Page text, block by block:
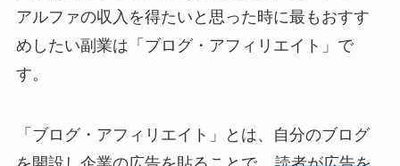
アルファの収入を得たいと思った時に最もおすす
めしたい副業は「ブログ・アフィリエイト」で
す。
「ブログ・アフィリエイト」とは、自分のブログ